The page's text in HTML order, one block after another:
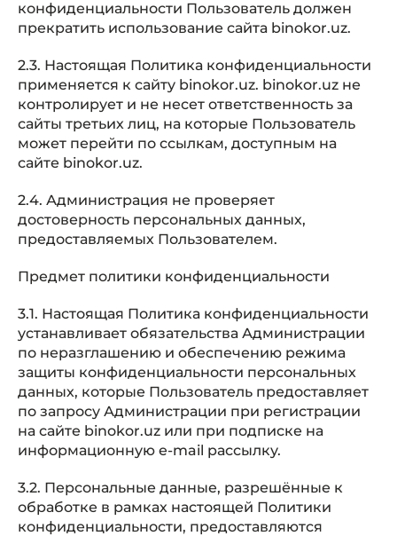
конфиденциальности Пользователь должен
прекратить использование сайта binokor.uz.
2.3. Настоящая Политика конфиденциальности
применяется к сайту binokor.uz. binokor.uz не
контролирует и не несет ответственность за
сайты третьих лиц, на которые Пользователь
может перейти по ссылкам, доступным на
сайте binokor.uz.
2.4. Администрация не проверяет
достоверность персональных данных,
предоставляемых Пользователем.
Предмет политики конфиденциальности
3.1. Настоящая Политика конфиденциальности
устанавливает обязательства Администрации
по неразглашению и обеспечению режима
защиты конфиденциальности персональных
данных, которые Пользователь предоставляет
по запросу Администрации при регистрации
на сайте binokor.uz или при подписке на
информационную e-mail рассылку.
3.2. Персональные данные, разрешённые к
обработке в рамках настоящей Политики
конфиденциальности, предоставляются